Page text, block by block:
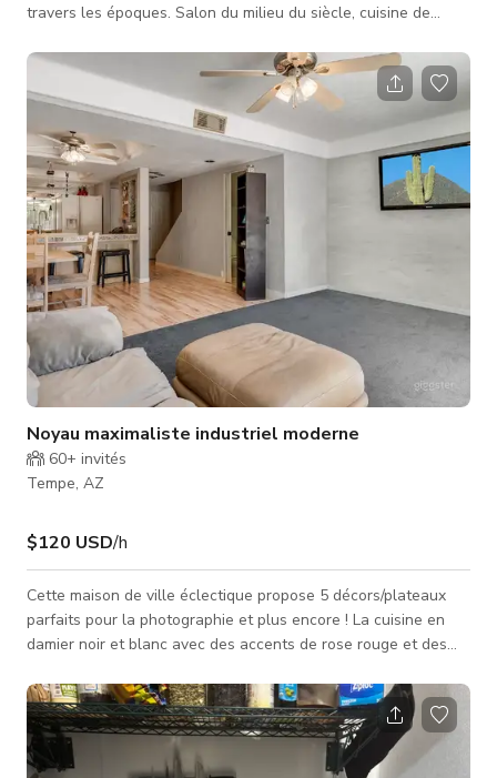
travers les époques. Salon du milieu du siècle, cuisine de
chambre playboy. Cuisine et espace extérieur disponibles
également. Bonnie est très proche du métro et du campus
ASU.
Noyau maximaliste industriel moderne
60+ invités
Tempe, AZ
$120 USD/h
Cette maison de ville éclectique propose 5 décors/plateaux
parfaits pour la photographie et plus encore ! La cuisine en
damier noir et blanc avec des accents de rose rouge et des
émission de cuisine ou séance photo compatible avec un style
vintage, glamour ou rockabilly. Un des murs présente un fond
en mosaïque violette. Le salon présente un design maximaliste
avec un mur galerie chargé en arrière-plan. Deuxième salon